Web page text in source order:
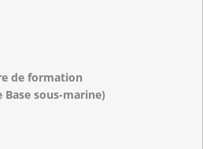
de formation
Base sous-marine)